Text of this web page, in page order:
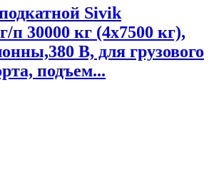
Sivik
п 30000 кг (4х7500 кг),
В, для грузового
подъем...